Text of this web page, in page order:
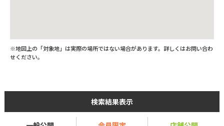
※地図上の「対象地」は実際の場所ではない場合があります。詳しくはお問い合わ
せください。
検索結果表示